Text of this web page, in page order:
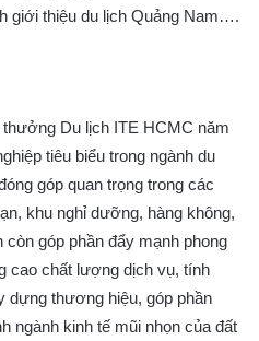
giới thiệu du lịch Quảng Nam….
Du lịch ITE HCMC năm
tiêu biểu trong ngành du
góp quan trọng trong các
khu nghỉ dưỡng, hàng không,
góp phần đẩy mạnh phong
cao chất lượng dịch vụ, tính
dựng thương hiệu, góp phần
ngành kinh tế mũi nhọn của đất